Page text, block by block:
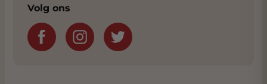
Volg ons